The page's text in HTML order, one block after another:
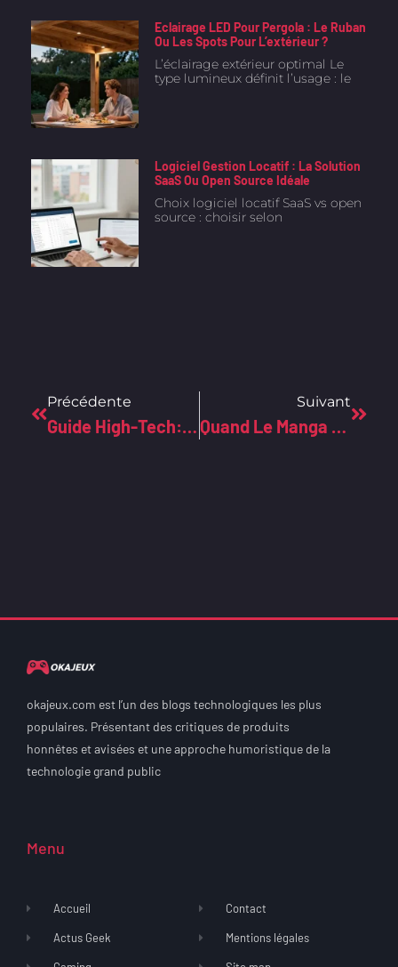
Eclairage LED Pour Pergola : Le Ruban
Ou Les Spots Pour L’extérieur ?
L’éclairage extérieur optimal Le
type lumineux définit l’usage : le
Logiciel Gestion Locatif : La Solution
SaaS Ou Open Source Idéale
Choix logiciel locatif SaaS vs open
source : choisir selon
Précédente
Guide High-Tech: L’ordre Optimal Pour Lire Les Aventures D’Arsène Lupin
Suivant
Quand Le Manga Fusionne Avec La Peinture Classique: Une Perspective High-Tech
okajeux.com est l’un des blogs technologiques les plus
populaires. Présentant des critiques de produits
honnêtes et avisées et une approche humoristique de la
technologie grand public
Menu
Accueil
Actus Geek
Contact
Mentions légales